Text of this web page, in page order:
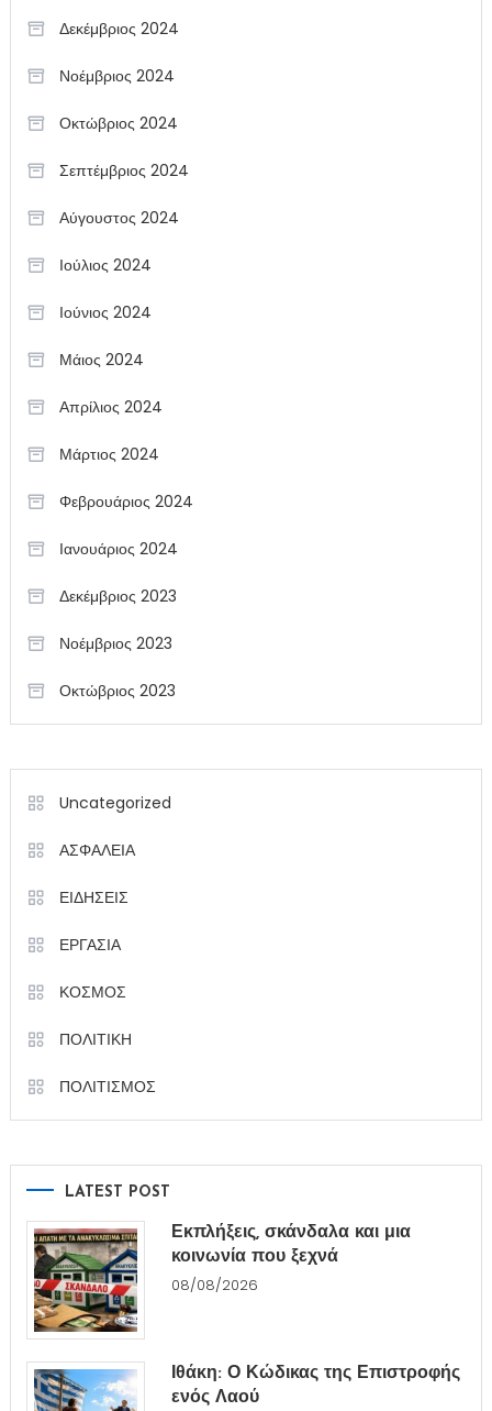
Δεκέμβριος 2024
Νοέμβριος 2024
Οκτώβριος 2024
Σεπτέμβριος 2024
Αύγουστος 2024
Ιούλιος 2024
Ιούνιος 2024
Μάιος 2024
Απρίλιος 2024
Μάρτιος 2024
Φεβρουάριος 2024
Ιανουάριος 2024
Δεκέμβριος 2023
Νοέμβριος 2023
Οκτώβριος 2023
Uncategorized
ΑΣΦΑΛΕΙΑ
ΕΙΔΗΣΕΙΣ
ΕΡΓΑΣΙΑ
ΚΟΣΜΟΣ
ΠΟΛΙΤΙΚΗ
ΠΟΛΙΤΙΣΜΟΣ
LATEST POST
Εκπλήξεις, σκάνδαλα και μια
κοινωνία που ξεχνά
08/08/2026
Ιθάκη: Ο Κώδικας της Επιστροφής
ενός Λαού